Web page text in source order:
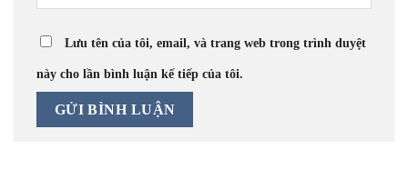
Lưu tên của tôi, email, và trang web trong trình duyệt
này cho lần bình luận kế tiếp của tôi.